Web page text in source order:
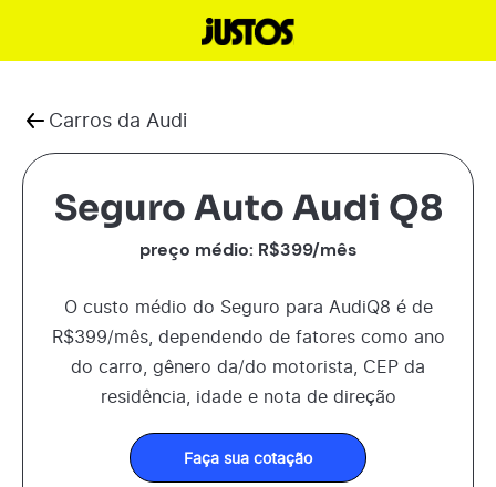
Carros da Audi
Seguro Auto Audi Q8
preço médio: R$399/mês
O custo médio do Seguro para AudiQ8 é de
R$399/mês, dependendo de fatores como ano
do carro, gênero da/do motorista, CEP da
residência, idade e nota de direção
Faça sua cotação